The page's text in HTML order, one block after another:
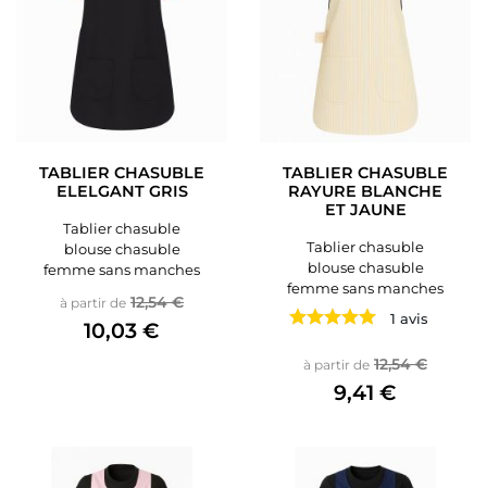
TABLIER CHASUBLE
ELELGANT GRIS
Tablier chasuble
blouse chasuble
femme sans manches
à partir de Prix de base
12,54 €Prix
10,03 €
TABLIER CHASUBLE
RAYURE BLANCHE
ET JAUNE
Tablier chasuble
blouse chasuble
femme sans manches
1 avis
à partir de Prix de base
12,54 €Prix
9,41 €